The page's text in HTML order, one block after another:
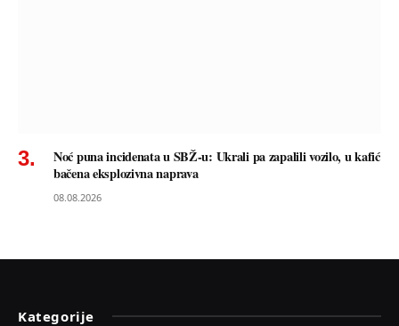
Noć puna incidenata u SBŽ-u: Ukrali pa zapalili vozilo, u kafić
bačena eksplozivna naprava
08.08.2026
Kategorije